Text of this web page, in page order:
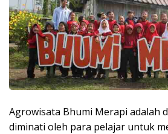
Agrowisata Bhumi Merapi adalah
diminati oleh para pelajar untuk